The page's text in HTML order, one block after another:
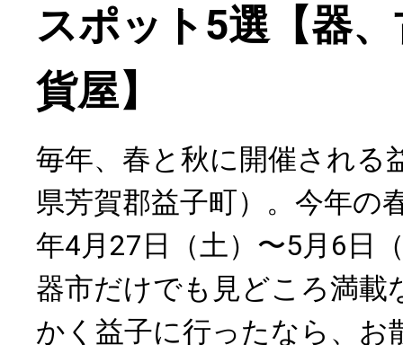
スポット5選【器
貨屋】
毎年、春と秋に開催される
県芳賀郡益子町）。今年の
年4月27日（土）〜5月6日
器市だけでも見どころ満載
かく益子に行ったなら、お